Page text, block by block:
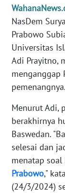
NasDem
Prabowo
Universitas
Adi Prayitno,
menganggap
pemenangnya.
Menurut Adi,
berakhirnya
Baswedan.
selesai dan
menatap
Prabowo,"
(24/3/2024)
INDEKS
BERITA
KONTAK
KAMI
INFO
KAMI
PEDOMAN
MEDIA
SIBER